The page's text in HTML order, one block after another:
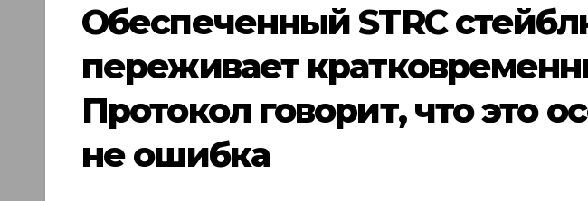
Обеспеченный STRC
переживает
Протокол говорит, что это
не ошибка